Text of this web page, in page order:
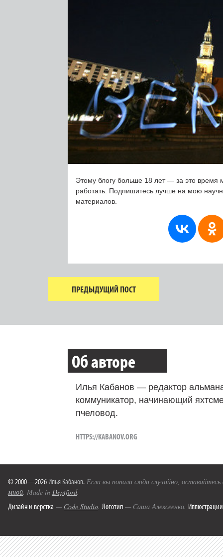
Этому блогу больше 18 лет — за это время
работать. Подпишитесь лучше на мою
материалов.
ПРЕДЫДУЩИЙ ПОСТ
Об авторе
Илья Кабанов — редактор
коммуникатор, начинающий
пчеловод.
HTTPS://KABANOV.ORG
© 2000—2026 Илья Кабанов. Если вы попали сюда случайно,
мной. Made in Deptford.
Дизайн и верстка — Code Studio. Логотип — Саша Алексеенко. Иллюстрации